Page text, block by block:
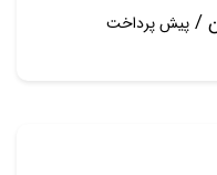
پیش پرداخت